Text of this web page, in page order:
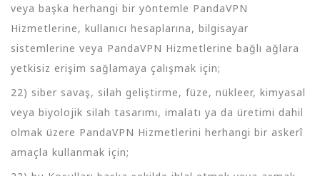
veya başka herhangi bir yöntemle PandaVPN
Hizmetlerine, kullanıcı hesaplarına, bilgisayar
sistemlerine veya PandaVPN Hizmetlerine bağlı ağlara
yetkisiz erişim sağlamaya çalışmak için;
22) siber savaş, silah geliştirme, füze, nükleer, kimyasal
veya biyolojik silah tasarımı, imalatı ya da üretimi dahil
olmak üzere PandaVPN Hizmetlerini herhangi bir askerî
amaçla kullanmak için;